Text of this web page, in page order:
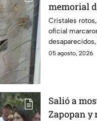
memorial
Veracruz
Cristales
oficial
siguen sin ser
05 agosto, 2026
Salió a
Zapopan y